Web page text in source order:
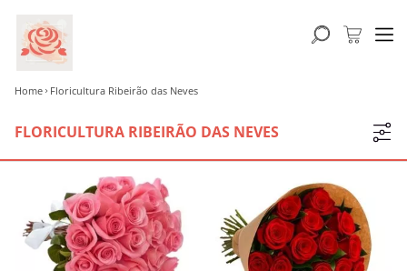
Home Floricultura Ribeirão das Neves
FLORICULTURA RIBEIRÃO DAS NEVES